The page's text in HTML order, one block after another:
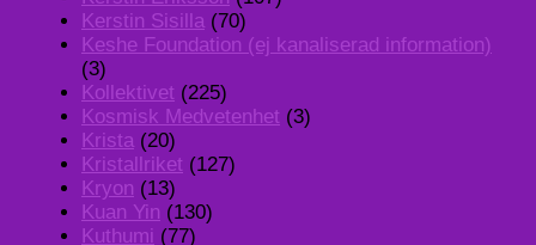
Kerstin Sisilla (70)
Keshe Foundation (ej kanaliserad information)
(3)
Kollektivet (225)
Kosmisk Medvetenhet (3)
Krista (20)
Kristallriket (127)
Kryon (13)
Kuan Yin (130)
Kuthumi (77)